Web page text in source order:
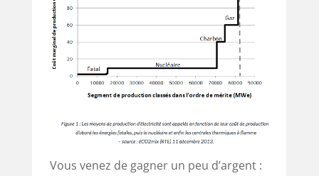
Vous venez de gagner un peu d’argent :